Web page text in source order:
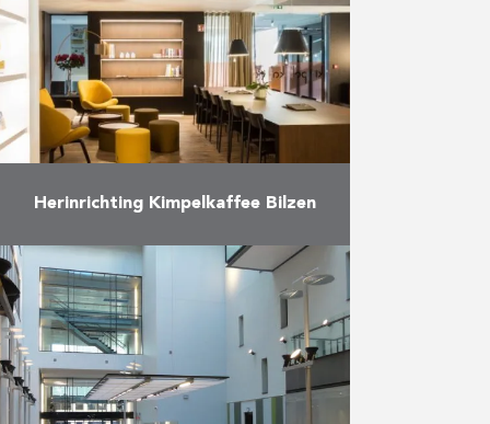
Herinrichting Kimpelkaffee Bilzen
Totaalrenovatie van theatercafé
“Kimpelkaffee” in Bilzen.